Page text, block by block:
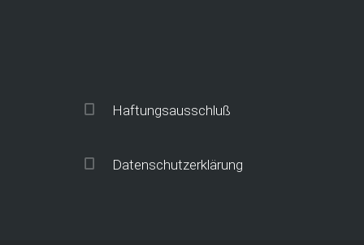
Haftungsausschluß
Datenschutzerklärung